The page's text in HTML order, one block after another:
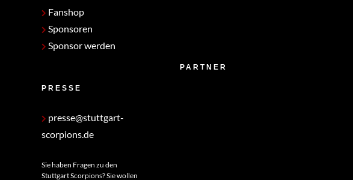
Fanshop
Sponsoren
Sponsor werden
PRESSE
presse@stuttgart-
scorpions.de
Sie haben Fragen zu den
Stuttgart Scorpions? Sie wollen
PARTNER